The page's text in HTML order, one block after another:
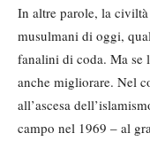
In altre parole, la
musulmani di oggi,
fanalini di coda. Ma se
anche migliorare. Nel
all’ascesa
campo nel 1969 – al